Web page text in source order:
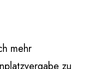
mehr